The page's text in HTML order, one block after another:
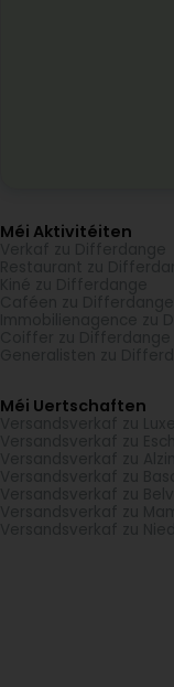
Méi Aktivitéiten
Méi Uertschaften